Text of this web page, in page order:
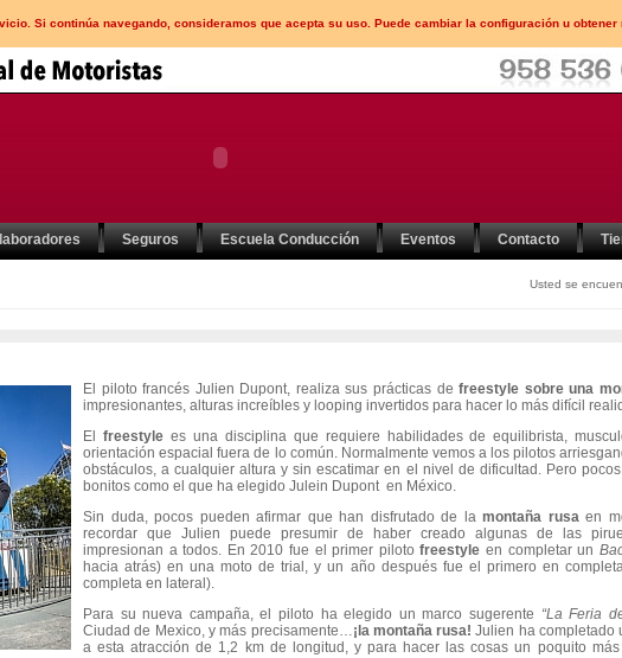
Si continúa navegando, consideramos que acepta su uso. Puede cambiar la configuración u obtener
Seguros Escuela Conducción Eventos Contacto
Usted se
El piloto francés Julien Dupont, realiza sus prácticas defreestyle sobre una
impresionantes, alturas increíbles y looping invertidos para hacer lo más difícil
El freestylees una disciplina que requiere habilidades de equilibrista,
orientación espacial fuera de lo común. Normalmente vemos a los pilotos
obstáculos, a cualquier altura y sin escatimar en el nivel de dificultad. Pero
bonitos como el que ha elegido Julein Dupont en México.
Sin duda, pocos pueden afirmar que han disfrutado de lamontaña rusaen
recordar que Julien puede presumir de haber creado algunas de las
impresionan a todos. En 2010 fue el primer pilotofreestyle en completar un
hacia atrás) en una moto de trial, y un año después fue el primero en
completa en lateral).
Para su nueva campaña, el piloto ha elegido un marco sugerente “La Feria
Ciudad de Mexico, y más precisamente…¡la montaña rusa!Julien ha completado
a esta atracción de 1,2 km de longitud, y para hacer las cosas un poquito